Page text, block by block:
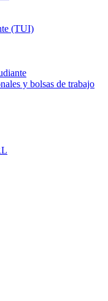
(TUI)
y bolsas de trabajo